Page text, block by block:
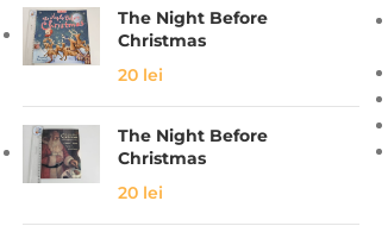
The Night Before
Christmas
20 lei
The Night Before
Christmas
20 lei